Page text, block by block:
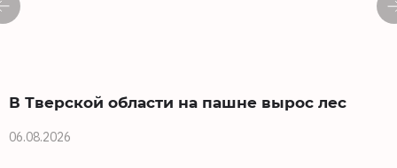
В Тверской области на пашне вырос лес
06.08.2026